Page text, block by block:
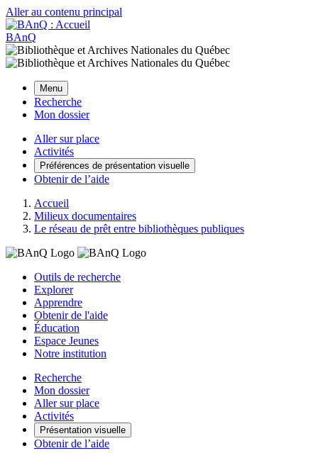
Aller au contenu principal
BAnQ
Menu
Recherche
Mon dossier
Aller sur place
Activités
Préférences de présentation visuelle
Obtenir de l’aide
Accueil
Milieux documentaires
Le réseau de prêt entre bibliothèques publiques
Outils de recherche
Explorer
Apprendre
Obtenir de l'aide
Éducation
Espace Jeunes
Notre institution
Recherche
Mon dossier
Aller sur place
Activités
Présentation visuelle
Obtenir de l’aide